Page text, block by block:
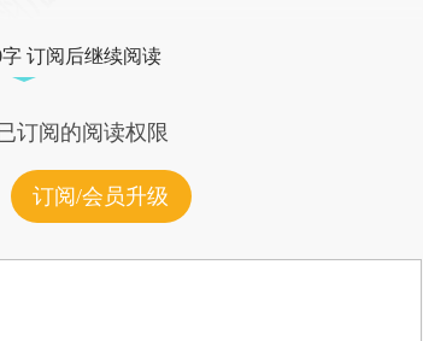
订阅后继续阅读
订阅的阅读权限
订阅/会员升级